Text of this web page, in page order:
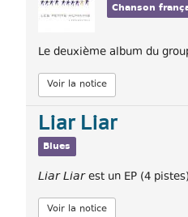
Chanson
Le deuxième album du
Voir la notice
Liar Liar
Blues
Liar Liarest un EP (4
Voir la notice